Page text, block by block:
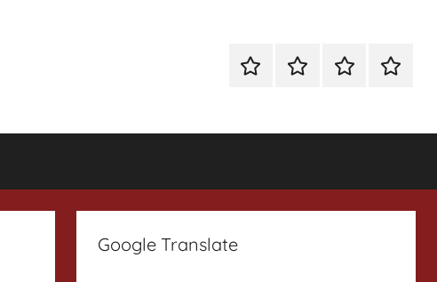
EspecialEnoturismoRanking
Google Translate